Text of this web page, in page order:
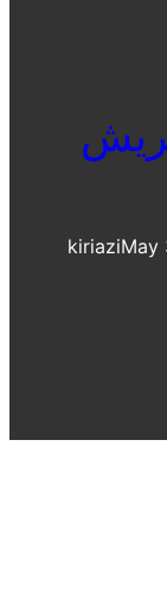
kiriaziMay